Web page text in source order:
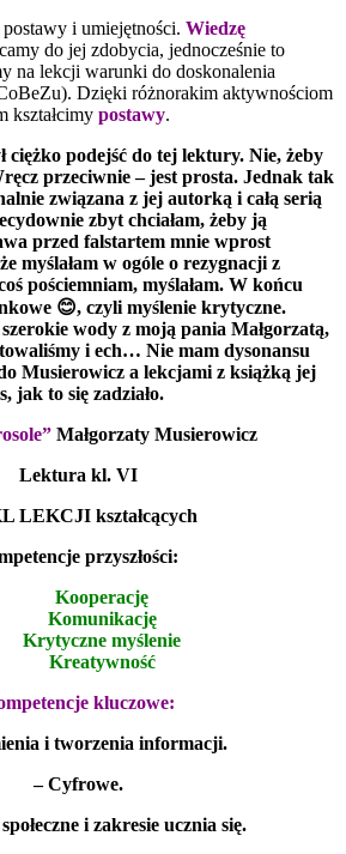
i umiejętności. Wiedzę
do jej zdobycia, jednocześnie to
na lekcji warunki do doskonalenia
Dzięki różnorakim aktywnościom
kształcimy postawy.
ciężko podejść do tej lektury. Nie, żeby
przeciwnie – jest prosta. Jednak tak
związana z jej autorką i całą serią
zbyt chciałam, żeby ją
przed falstartem mnie wprost
myślałam w ogóle o rezygnacji z
pościemniam, myślałam. W końcu
😊, czyli myślenie krytyczne.
wody z moją pania Małgorzatą,
i ech… Nie mam dysonansu
Musierowicz a lekcjami z książką jej
jak to się zadziało.
Małgorzaty Musierowicz
Lektura kl. VI
LEKCJI kształcących
przyszłości:
Kooperację
Komunikację
Krytyczne myślenie
Kreatywność
kluczowe:
i tworzenia informacji.
– Cyfrowe.
i zakresie ucznia się.